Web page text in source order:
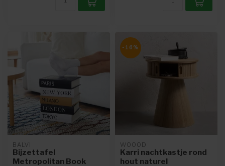
BALVI
Bijzettafel
Metropolitan Book
-16%
WOOOD
Karri nachtkastje rond
hout naturel